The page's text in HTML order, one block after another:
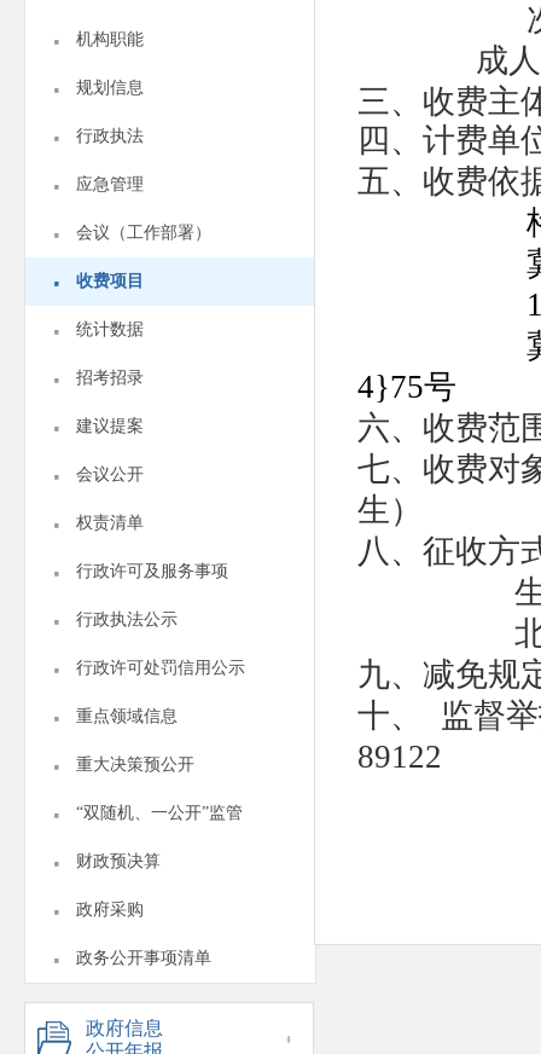
· 机构职能
· 规划信息
· 行政执法
· 应急管理
· 会议（工作部署）
· 收费项目
· 统计数据
· 招考招录
· 建议提案
· 会议公开
· 权责清单
· 行政许可及服务事项
· 行政执法公示
· 行政许可处罚信用公示
· 重点领域信息
· 重大决策预公开
· “双随机、一公开”监管
· 财政预决算
· 政府采购
· 政务公开事项清单
政府信息
成
三、收费主
四、计费单
五、收费依
4}75号
六、收费范
七、收费对
生）
八、征收方
九、减免规
十、
监督
89122